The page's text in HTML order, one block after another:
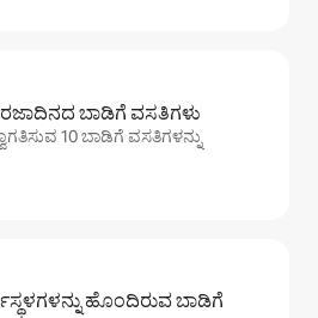
ರಜಾದಿನದ ಬಾಡಿಗೆ ವಸತಿಗಳು
10 ಬಾಡಿಗೆ ವಸತಿಗಳನ್ನು
ಹೊಂದಿರುವ ಬಾಡಿಗೆ